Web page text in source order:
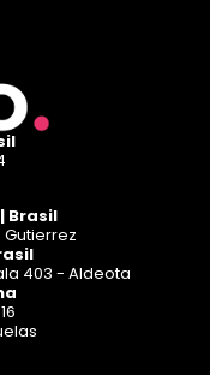
Brasil
Gutierrez
403 - Aldeota